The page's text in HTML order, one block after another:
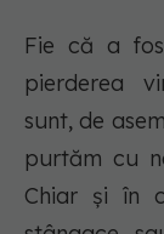
Fie că a
pierderea
sunt, de
purtăm cu
Chiar și în